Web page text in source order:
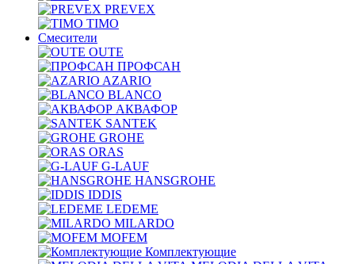
PREVEX
TIMO
Смесители
OUTE
ПРОФСАН
AZARIO
BLANCO
АКВАФОР
SANTEK
GROHE
ORAS
G-LAUF
HANSGROHE
IDDIS
LEDEME
MILARDO
MOFEM
Комплектующие